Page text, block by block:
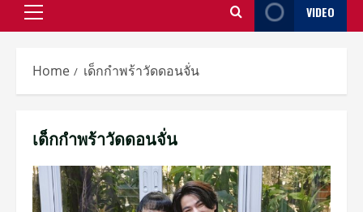
Primary
VIDEO
Home เด็กกำพร้าวัดดอนจั่น
เด็กกำพร้าวัดดอนจั่น